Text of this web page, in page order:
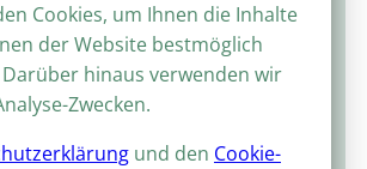
Cookies, um Ihnen die Inhalte
der Website bestmöglich
hinaus verwenden wir
Zwecken.
und den Cookie-